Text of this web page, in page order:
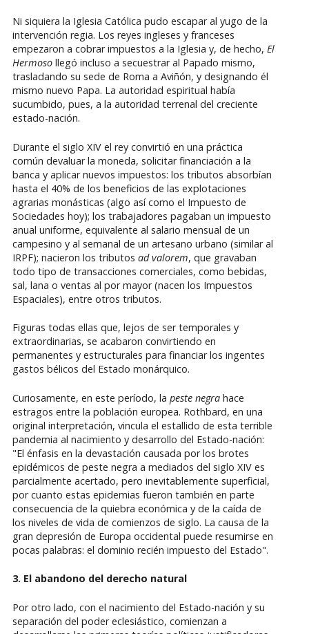
Ni siquiera la Iglesia Católica pudo escapar al yugo de la
intervención regia. Los reyes ingleses y franceses
empezaron a cobrar impuestos a la Iglesia y, de hecho, El
Hermosollegó incluso a secuestrar al Papado mismo,
trasladando su sede de Roma a Aviñón, y designando él
mismo nuevo Papa. La autoridad espiritual había
sucumbido, pues, a la autoridad terrenal del creciente
estado-nación.
Durante el siglo XIV el rey convirtió en una práctica
común devaluar la moneda, solicitar financiación a la
banca y aplicar nuevos impuestos: los tributos absorbían
hasta el 40% de los beneficios de las explotaciones
agrarias monásticas (algo así como el Impuesto de
Sociedades hoy); los trabajadores pagaban un impuesto
anual uniforme, equivalente al salario mensual de un
campesino y al semanal de un artesano urbano (similar al
IRPF); nacieron los tributos ad valorem, que gravaban
todo tipo de transacciones comerciales, como bebidas,
sal, lana o ventas al por mayor (nacen los Impuestos
Espaciales), entre otros tributos.
Figuras todas ellas que, lejos de ser temporales y
extraordinarias, se acabaron convirtiendo en
permanentes y estructurales para financiar los ingentes
gastos bélicos del Estado monárquico.
Curiosamente, en este período, la peste negrahace
estragos entre la población europea. Rothbard, en una
original interpretación, vincula el estallido de esta terrible
pandemia al nacimiento y desarrollo del Estado-nación:
"El énfasis en la devastación causada por los brotes
epidémicos de peste negra a mediados del siglo XIV es
parcialmente acertado, pero inevitablemente superficial,
por cuanto estas epidemias fueron también en parte
consecuencia de la quiebra económica y de la caída de
los niveles de vida de comienzos de siglo. La causa de la
gran depresión de Europa occidental puede resumirse en
pocas palabras: el dominio recién impuesto del Estado".
3. El abandono del derecho natural
Por otro lado, con el nacimiento del Estado-nación y su
separación del poder eclesiástico, comienzan a